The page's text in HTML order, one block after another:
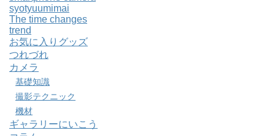
syotyuumimai
The time changes
trend
お気に入りグッズ
つれづれ
カメラ
基礎知識
撮影テクニック
機材
ギャラリーにいこう